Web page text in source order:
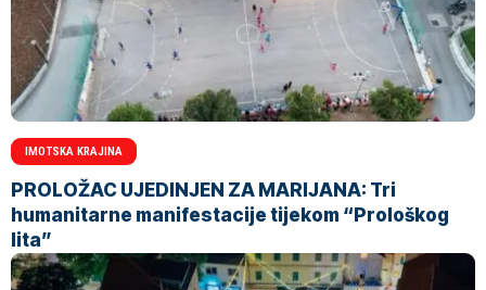
IMOTSKA KRAJINA
PROLOŽAC UJEDINJEN ZA MARIJANA: Tri
humanitarne manifestacije tijekom “Prološkog
lita”